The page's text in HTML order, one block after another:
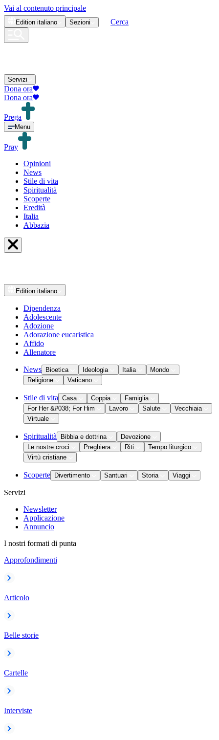
Vai al contenuto principale
Edition italiano Sezioni Cerca
Servizi
Dona ora
Dona ora
Prega
Menu
Pray
Opinioni
News
Stile di vita
Spiritualità
Scoperte
Eredità
Italia
Abbazia
Edition italiano
Dipendenza
Adolescente
Adozione
Adorazione eucaristica
Affido
Allenatore
News Bioetica Ideologia Italia
Mondo
Religione
Vaticano
Stile di vita Casa Coppia
Famiglia
For Her &#038; For Him
Lavoro Salute
Vecchiaia
Virtuale
Spiritualità Bibbia e dottrina
Devozione
Le nostre croci
Preghiera Riti
Tempo liturgico
Virtù cristiane
Scoperte Divertimento Santuari Storia Viaggi
Servizi
Newsletter
Applicazione
Annuncio
I nostri formati di punta
Approfondimenti
Articolo
Belle storie
Cartelle
Interviste